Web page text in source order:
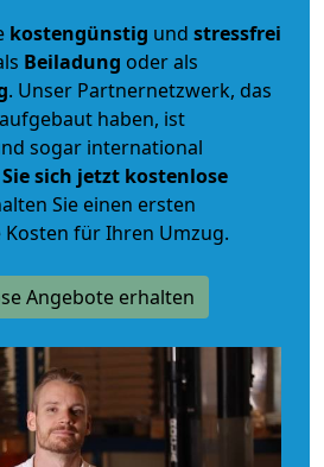
kostengünstig und stressfrei
Beiladung oder als
. Unser Partnernetzwerk, das
haben, ist
sogar international
sich jetzt kostenlose
Sie einen ersten
für Ihren Umzug.
Angebote erhalten